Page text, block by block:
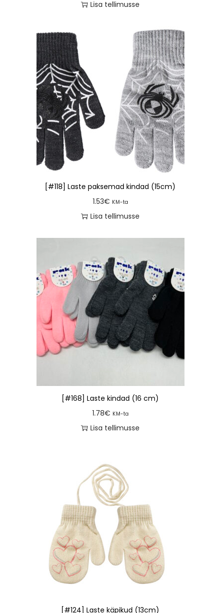
Lisa tellimusse
[#118] Laste paksemad kindad (15cm)
1.53€ KM-ta
Lisa tellimusse
[#168] Laste kindad (16 cm)
1.78€ KM-ta
Lisa tellimusse
[#124] Laste käpikud (13cm)